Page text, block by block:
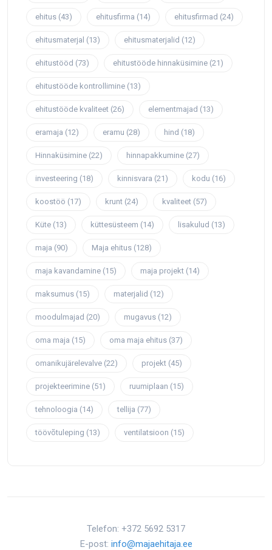
ehitus (43) ehitusfirma (14) ehitusfirmad (24)
ehitusmaterjal (13) ehitusmaterjalid (12)
ehitustööd (73) ehitustööde hinnaküsimine (21)
ehitustööde kontrollimine (13)
ehitustööde kvaliteet (26) elementmajad (13)
eramaja (12) eramu (28) hind (18)
Hinnaküsimine (22) hinnapakkumine (27)
investeering (18) kinnisvara (21) kodu (16)
koostöö (17) krunt (24) kvaliteet (57)
Küte (13) küttesüsteem (14) lisakulud (13)
maja (90) Maja ehitus (128)
maja kavandamine (15) maja projekt (14)
maksumus (15) materjalid (12)
moodulmajad (20) mugavus (12)
oma maja (15) oma maja ehitus (37)
omanikujärelevalve (22) projekt (45)
projekteerimine (51) ruumiplaan (15)
tehnoloogia (14) tellija (77)
töövõtuleping (13) ventilatsioon (15)
Telefon: +372 5692 5317
E-post: info@majaehitaja.ee